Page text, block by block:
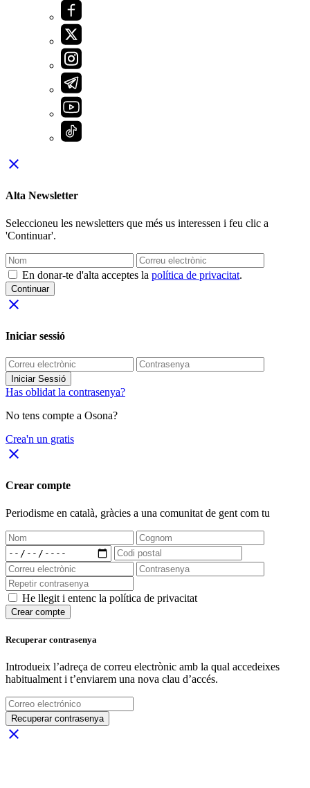
close
Alta Newsletter
Seleccioneu les newsletters que més us interessen i feu clic a
'Continuar'.
En donar-te d'alta acceptes la política de privacitat.
Continuar
close
Iniciar sessió
Iniciar Sessió
Has oblidat la contrasenya?
No tens compte a Osona?
Crea'n un gratis
close
Crear compte
Periodisme en català, gràcies a una comunitat de gent com tu
He llegit i entenc la política de privacitat
Crear compte
Recuperar contrasenya
Introdueix l’adreça de correu electrònic amb la qual accedeixes
habitualment i t’enviarem una nova clau d’accés.
Recuperar contrasenya
close